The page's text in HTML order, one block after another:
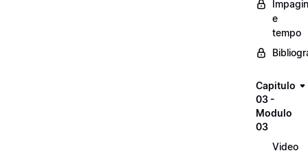
e
tempo
Capitulo
03 -
Modulo
03
Video